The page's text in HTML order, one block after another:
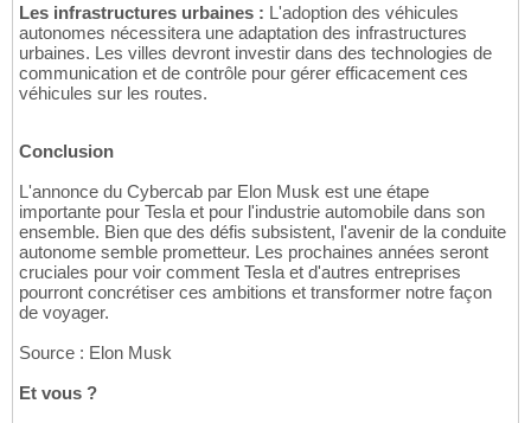
Les infrastructures urbaines : L'adoption des véhicules
autonomes nécessitera une adaptation des infrastructures
urbaines. Les villes devront investir dans des technologies de
communication et de contrôle pour gérer efficacement ces
véhicules sur les routes.
Conclusion
L'annonce du Cybercab par Elon Musk est une étape
importante pour Tesla et pour l'industrie automobile dans son
ensemble. Bien que des défis subsistent, l'avenir de la conduite
autonome semble prometteur. Les prochaines années seront
cruciales pour voir comment Tesla et d'autres entreprises
pourront concrétiser ces ambitions et transformer notre façon
de voyager.
Source : Elon Musk
Et vous ?